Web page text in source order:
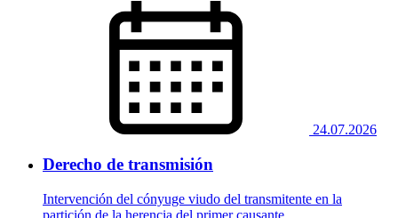
24.07.2026
Derecho de transmisión
Intervención del cónyuge viudo del transmitente en la
partición de la herencia del primer causante